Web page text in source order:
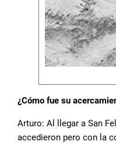
¿Cómo fue su
Arturo: Al llegar a San
accedieron pero con la